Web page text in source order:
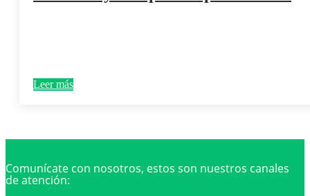
Leer más
Comunícate con nosotros, estos son nuestros canales
de atención: